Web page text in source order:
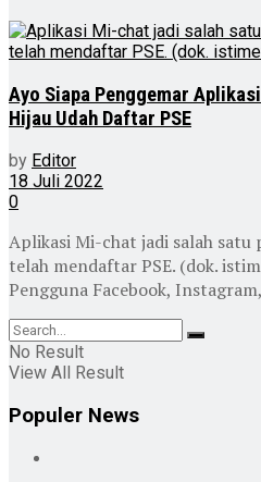
Ayo Siapa Penggemar
Hijau Udah Daftar PSE
by Editor
18 Juli 2022
0
Aplikasi Mi-chat jadi salah satu
telah mendaftar PSE. (dok.
Pengguna Facebook,
No Result
View All Result
Populer News